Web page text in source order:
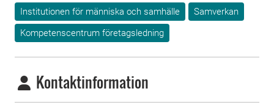
Institutionen för människa och samhälle
Samverkan
Kompetenscentrum företagsledning
Kontaktinformation